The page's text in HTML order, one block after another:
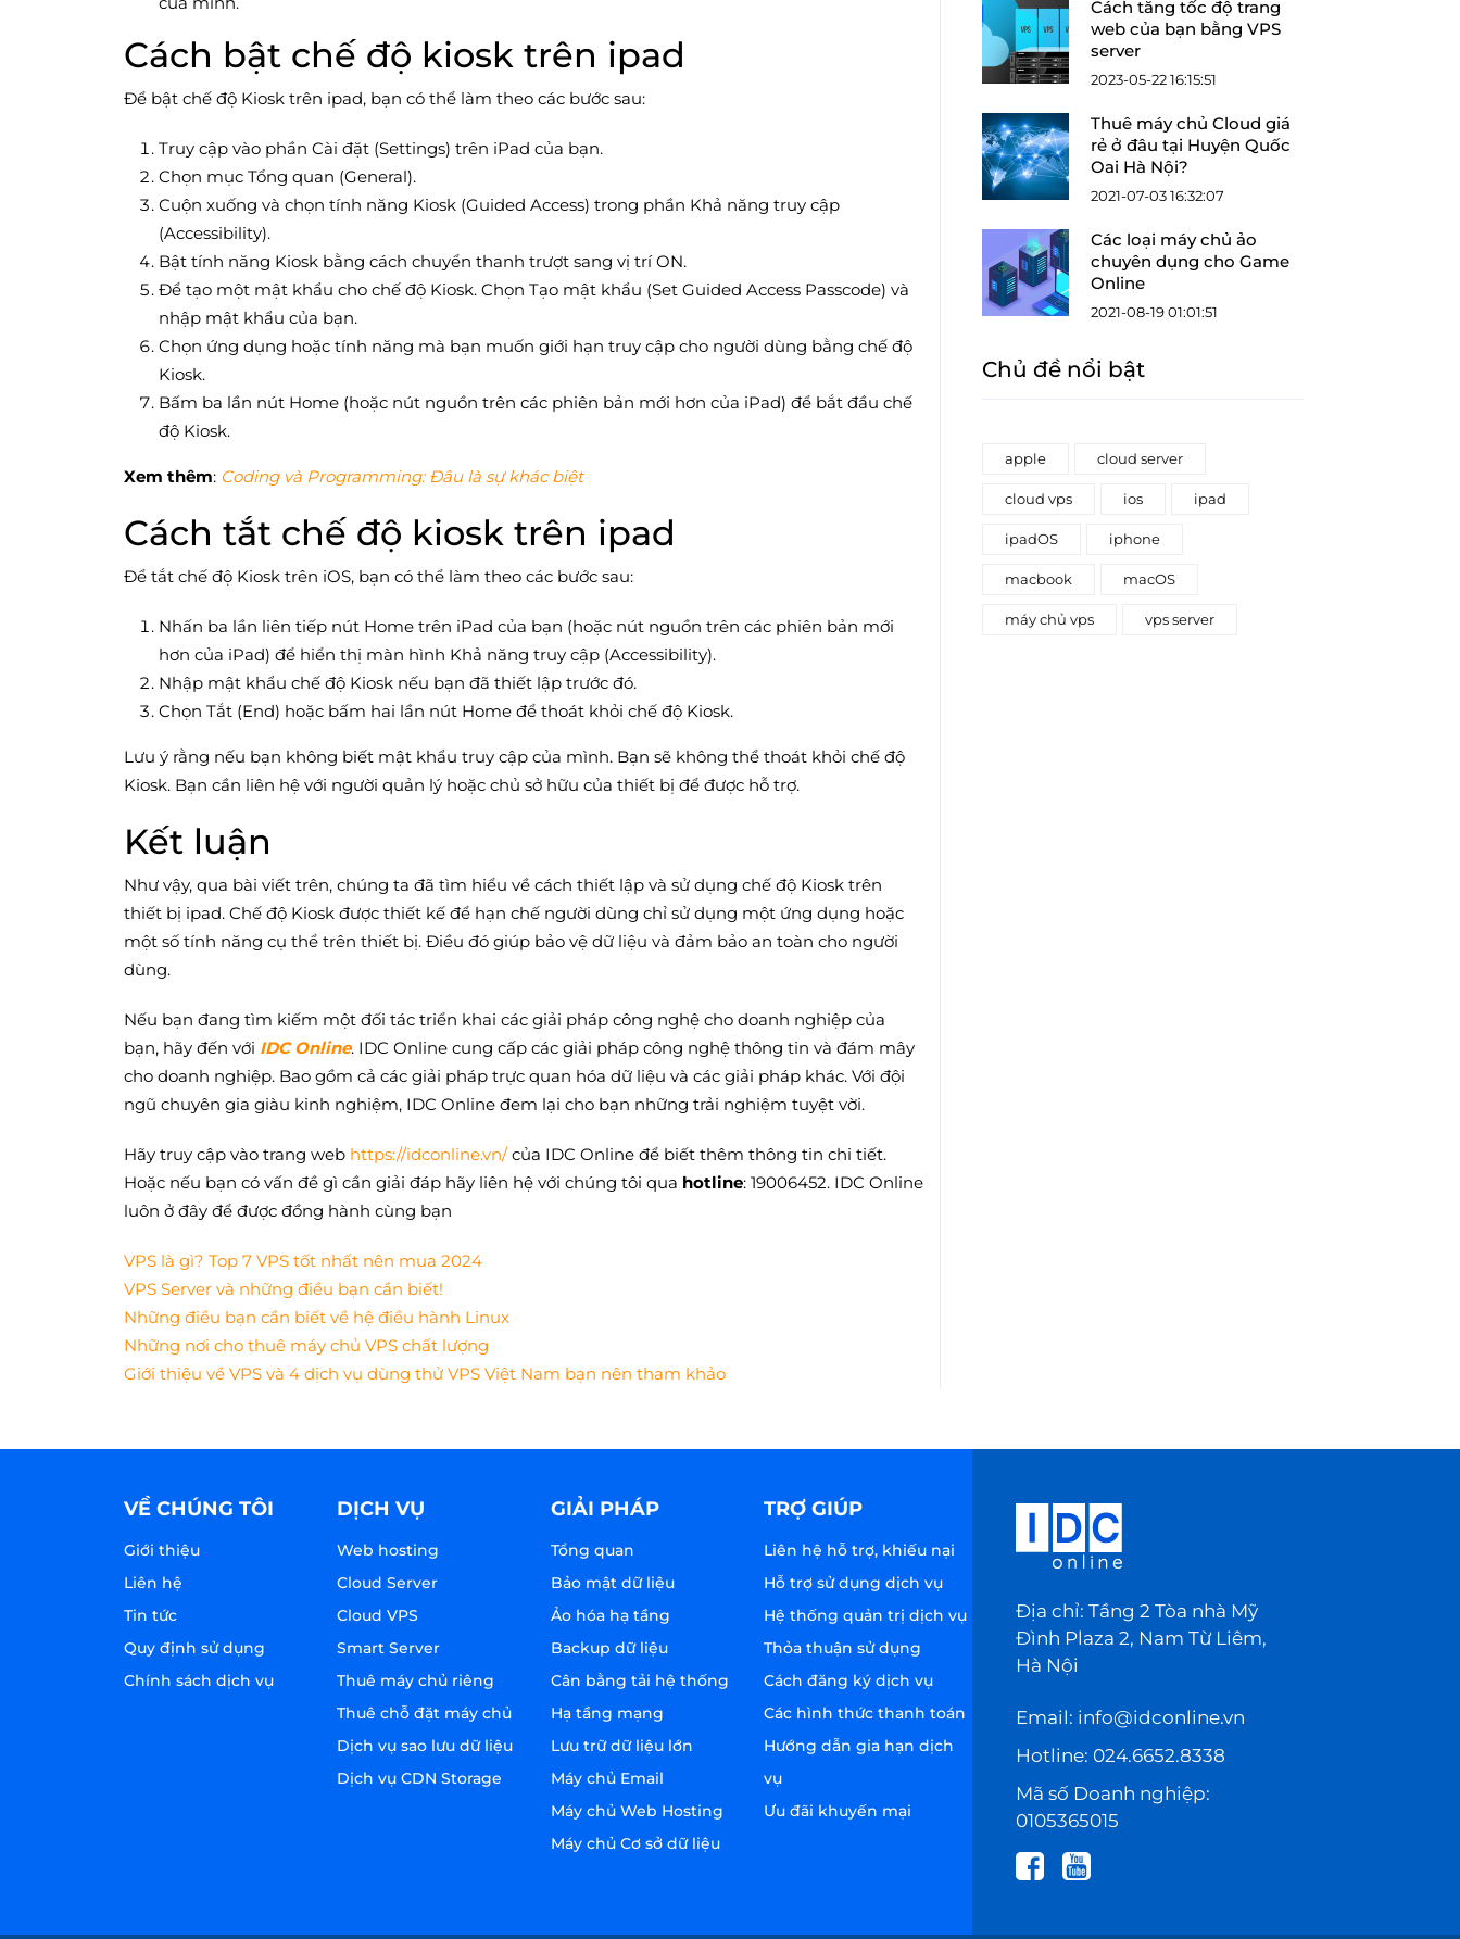
Cách bật chế độ kiosk trên ipad
Để bật chế độ Kiosk trên ipad, bạn có thể làm theo các bước sau:
Truy cập vào phần Cài đặt (Settings) trên iPad của bạn.
Chọn mục Tổng quan (General).
Cuộn xuống và chọn tính năng Kiosk (Guided Access) trong phần Khả năng truy cập
(Accessibility).
Bật tính năng Kiosk bằng cách chuyển thanh trượt sang vị trí ON.
Để tạo một mật khẩu cho chế độ Kiosk. Chọn Tạo mật khẩu (Set Guided Access Passcode) và
nhập mật khẩu của bạn.
Chọn ứng dụng hoặc tính năng mà bạn muốn giới hạn truy cập cho người dùng bằng chế độ
Kiosk.
Bấm ba lần nút Home (hoặc nút nguồn trên các phiên bản mới hơn của iPad) để bắt đầu chế
độ Kiosk.
Xem thêm: Coding và Programming: Đâu là sự khác biệt
Cách tắt chế độ kiosk trên ipad
Để tắt chế độ Kiosk trên iOS, bạn có thể làm theo các bước sau:
Nhấn ba lần liên tiếp nút Home trên iPad của bạn (hoặc nút nguồn trên các phiên bản mới
hơn của iPad) để hiển thị màn hình Khả năng truy cập (Accessibility).
Nhập mật khẩu chế độ Kiosk nếu bạn đã thiết lập trước đó.
Chọn Tắt (End) hoặc bấm hai lần nút Home để thoát khỏi chế độ Kiosk.
Lưu ý rằng nếu bạn không biết mật khẩu truy cập của mình. Bạn sẽ không thể thoát khỏi chế độ
Kiosk. Bạn cần liên hệ với người quản lý hoặc chủ sở hữu của thiết bị để được hỗ trợ.
Kết luận
Như vậy, qua bài viết trên, chúng ta đã tìm hiểu về cách thiết lập và sử dụng chế độ Kiosk trên
thiết bị ipad. Chế độ Kiosk được thiết kế để hạn chế người dùng chỉ sử dụng một ứng dụng hoặc
một số tính năng cụ thể trên thiết bị. Điều đó giúp bảo vệ dữ liệu và đảm bảo an toàn cho người
dùng.
Nếu bạn đang tìm kiếm một đối tác triển khai các giải pháp công nghệ cho doanh nghiệp của
bạn, hãy đến với IDC Online. IDC Online cung cấp các giải pháp công nghệ thông tin và đám mây
cho doanh nghiệp. Bao gồm cả các giải pháp trực quan hóa dữ liệu và các giải pháp khác. Với đội
ngũ chuyên gia giàu kinh nghiệm, IDC Online đem lại cho bạn những trải nghiệm tuyệt vời.
Hãy truy cập vào trang web https://idconline.vn/của IDC Online để biết thêm thông tin chi tiết.
Hoặc nếu bạn có vấn đề gì cần giải đáp hãy liên hệ với chúng tôi qua hotline: 19006452. IDC Online
luôn ở đây để được đồng hành cùng bạn
VPS là gì? Top 7 VPS tốt nhất nên mua 2024
VPS Server và những điều bạn cần biết!
Những điều bạn cần biết về hệ điều hành Linux
Những nơi cho thuê máy chủ VPS chất lượng
Giới thiệu về VPS và 4 dịch vụ dùng thử VPS Việt Nam bạn nên tham khảo
Cách tăng tốc độ trang
web của bạn bằng VPS
server
2023-05-22 16:15:51
Thuê máy chủ Cloud giá
rẻ ở đâu tại Huyện Quốc
Oai Hà Nội?
2021-07-03 16:32:07
Các loại máy chủ ảo
chuyên dụng cho Game
Online
2021-08-19 01:01:51
Chủ đề nổi bật
apple cloud server
cloud vps ios ipad
ipadOS iphone
macbook macOS
máy chủ vps vps server
VỀ CHÚNG TÔI
Giới thiệu
Liên hệ
Tin tức
Quy định sử dụng
Chính sách dịch vụ
DỊCH VỤ
Web hosting
Cloud Server
Cloud VPS
Smart Server
Thuê máy chủ riêng
Thuê chỗ đặt máy chủ
Dịch vụ sao lưu dữ liệu
Dịch vụ CDN Storage
GIẢI PHÁP
Tổng quan
Bảo mật dữ liệu
Ảo hóa hạ tầng
Backup dữ liệu
Cân bằng tải hệ thống
Hạ tầng mạng
Lưu trữ dữ liệu lớn
Máy chủ Email
Máy chủ Web Hosting
Máy chủ Cơ sở dữ liệu
TRỢ GIÚP
Liên hệ hỗ trợ, khiếu nại
Hỗ trợ sử dụng dịch vụ
Hệ thống quản trị dịch vụ
Thỏa thuận sử dụng
Cách đăng ký dịch vụ
Các hình thức thanh toán
Hướng dẫn gia hạn dịch
vụ
Ưu đãi khuyến mại
Địa chỉ: Tầng 2 Tòa nhà Mỹ
Đình Plaza 2, Nam Từ Liêm,
Hà Nội
Email: info@idconline.vn
Hotline: 024.6652.8338
Mã số Doanh nghiệp:
0105365015